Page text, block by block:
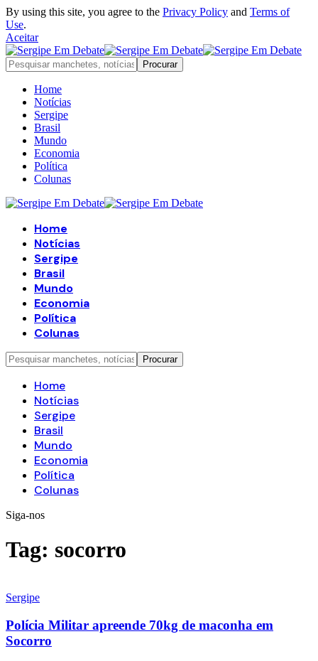
By using this site, you agree to the Privacy Policy and Terms of
Use.
Aceitar
Home
Notícias
Sergipe
Brasil
Mundo
Economia
Política
Colunas
Home
Notícias
Sergipe
Brasil
Mundo
Economia
Política
Colunas
Home
Notícias
Sergipe
Brasil
Mundo
Economia
Política
Colunas
Siga-nos
Tag: socorro
Sergipe
Polícia Militar apreende 70kg de maconha em
Socorro